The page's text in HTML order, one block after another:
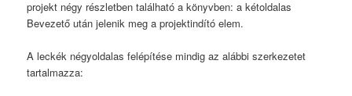
projekt négy részletben található a könyvben: a kétoldalas
Bevezető után jelenik meg a projektindító elem.
A leckék négyoldalas felépítése mindig az alábbi szerkezetet
tartalmazza: